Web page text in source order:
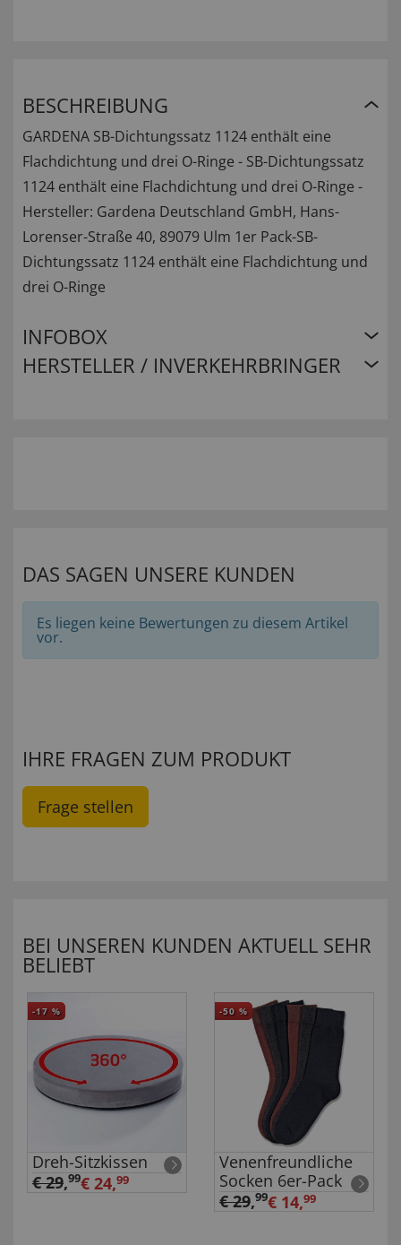
BESCHREIBUNG
GARDENA SB-Dichtungssatz 1124 enthält eine
Flachdichtung und drei O-Ringe - SB-Dichtungssatz
1124 enthält eine Flachdichtung und drei O-Ringe -
Hersteller: Gardena Deutschland GmbH, Hans-
Lorenser-Straße 40, 89079 Ulm 1er Pack-SB-
Dichtungssatz 1124 enthält eine Flachdichtung und
drei O-Ringe
INFOBOX
HERSTELLER / INVERKEHRBRINGER
DAS SAGEN UNSERE KUNDEN
Es liegen keine Bewertungen zu diesem Artikel
vor.
IHRE FRAGEN ZUM PRODUKT
Frage stellen
BEI UNSEREN KUNDEN AKTUELL SEHR
BELIEBT
-17 %
Dreh-Sitzkissen
€ 29,99€ 24,99
-50 %
Venenfreundliche
Socken 6er-Pack
€ 29,99€ 14,99